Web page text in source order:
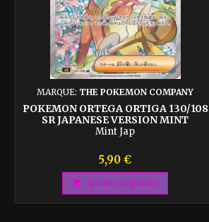
MARQUE: THE POKEMON COMPANY
POKEMON ORTEGA ORTIGA 130/108
SR JAPANESE VERSION MINT
Mint Jap
Prix
5,90 €
 Ajouter au panier